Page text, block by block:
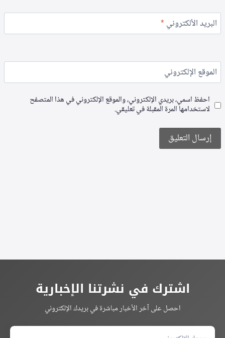
البريد الألكتروني*
الموقع الإلكتروني
احفظ اسمي، بريدي الإلكتروني، والموقع الإلكتروني في هذا المتصفح
لاستخدامها المرة المقبلة في تعليقي.
اشترك في نشرتنا الإخبارية
احصل على آخر الأخبار مباشرة في بريدك الإلكتروني